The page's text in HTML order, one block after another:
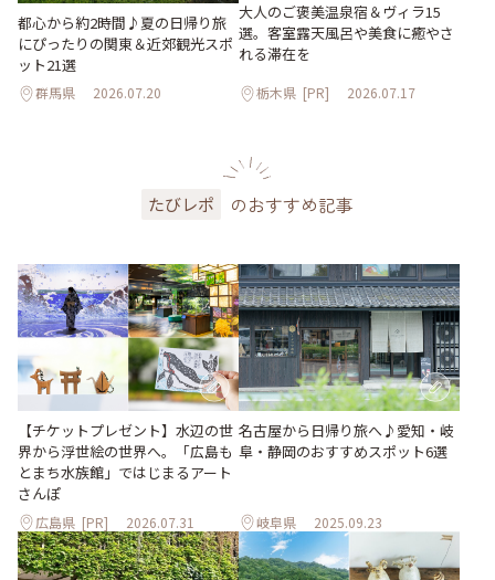
都心から約2時間♪夏の日帰り旅
にぴったりの関東＆近郊観光スポ
ット21選
群馬県 2026.07.20
大人のご褒美温泉宿＆ヴィラ15
選。客室露天風呂や美食に癒やさ
れる滞在を
栃木県 [PR] 2026.07.17
たびレポ のおすすめ記事
【チケットプレゼント】水辺の世
界から浮世絵の世界へ。「広島も
とまち水族館」ではじまるアート
さんぽ
広島県 [PR] 2026.07.31
名古屋から日帰り旅へ♪愛知・岐
阜・静岡のおすすめスポット6選
岐阜県 2025.09.23